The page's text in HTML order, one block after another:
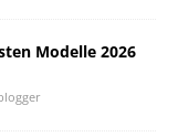
Modelle 2026